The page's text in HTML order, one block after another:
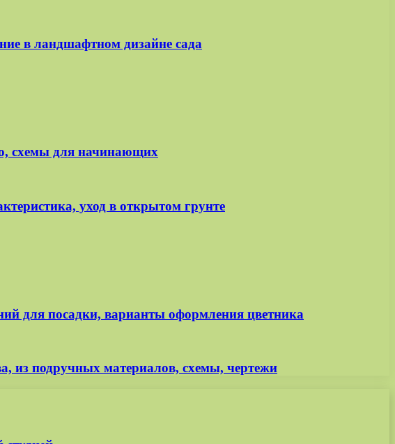
в ландшафтном дизайне сада
схемы для начинающих
уход в открытом грунте
для посадки, варианты оформления цветника
из подручных материалов, схемы, чертежи